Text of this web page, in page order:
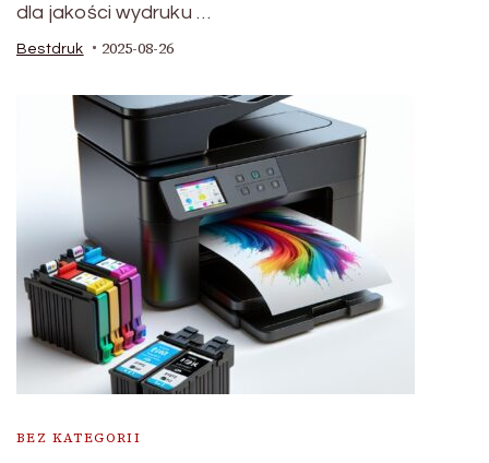
dla jakości wydruku …
Bestdruk 2025-08-26
BEZ KATEGORII